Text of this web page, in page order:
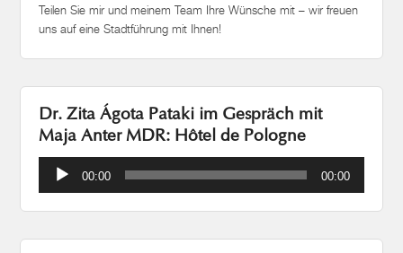
Teilen Sie mir und meinem Team Ihre Wünsche mit – wir freuen
uns auf eine Stadtführung mit Ihnen!
Dr. Zita Ágota Pataki im Gespräch mit
Maja Anter MDR: Hôtel de Pologne
Audio-
Player
00:00 00:00